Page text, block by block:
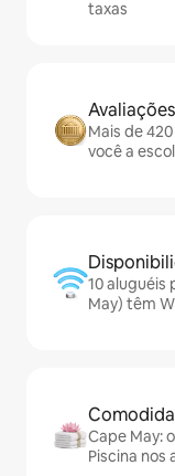
taxas
Mais de
você a
10
May) têm
Cape May:
Piscina